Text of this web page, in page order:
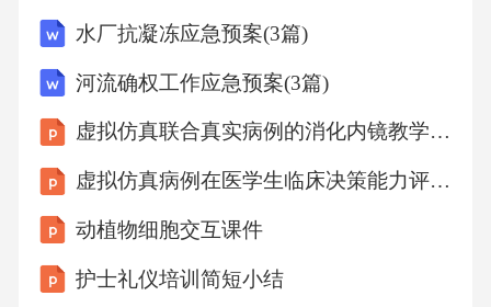
绪崩溃，或因逐步理解而配合治疗）；二是“角
色交互”，系统可虚拟不同立场的人物（如激进
的患者家属、保守的上级医生、质疑的伦理委
员会成员），学生需通过沟通协调各方立场，
最终形成“可接受的伦理决策”。这种交互不是
“选择预设答案”，而是“在动态反馈中建构决策
次意识到，伦理决策不是‘选A或选B’，而是在
水厂抗凝冻应急预案(3篇)
河流确权工作应急预案(3篇)
虚拟仿真联合真实病例的消化内镜教学模式
虚拟仿真病例在医学生临床决策能力评估中的应用
动植物细胞交互课件
护士礼仪培训简短小结